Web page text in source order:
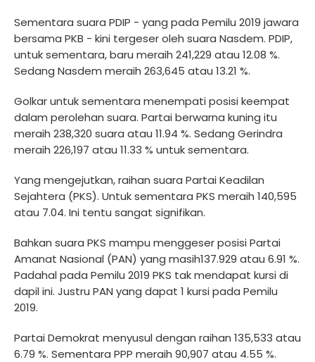
Sementara suara PDIP - yang pada Pemilu 2019 jawara
bersama PKB - kini tergeser oleh suara Nasdem. PDIP,
untuk sementara, baru meraih 241,229 atau 12.08 %.
Sedang Nasdem meraih 263,645 atau 13.21 %.
Golkar untuk sementara menempati posisi keempat
dalam perolehan suara. Partai berwarna kuning itu
meraih 238,320 suara atau 11.94 %. Sedang Gerindra
meraih 226,197 atau 11.33 % untuk sementara.
Yang mengejutkan, raihan suara Partai Keadilan
Sejahtera (PKS). Untuk sementara PKS meraih 140,595
atau 7.04. Ini tentu sangat signifikan.
Bahkan suara PKS mampu menggeser posisi Partai
Amanat Nasional (PAN) yang masih137.929 atau 6.91 %.
Padahal pada Pemilu 2019 PKS tak mendapat kursi di
dapil ini. Justru PAN yang dapat 1 kursi pada Pemilu
2019.
Partai Demokrat menyusul dengan raihan 135,533 atau
6.79 %. Sementara PPP meraih 90,907 atau 4.55 %.